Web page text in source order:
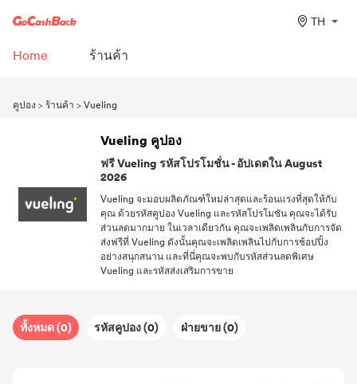
TH
Home ร้านค้า
คูปอง > ร้านค้า >Vueling
Vueling คูปอง
ฟรี Vueling รหัสโปรโมชั่น - อัปเดตใน August
2026
Vueling จะมอบผลิตภัณฑ์ใหม่ล่าสุดและร้อนแรงที่สุดให้กับ
คุณ ด้วยรหัสคูปอง Vueling และรหัสโปรโมชัน คุณจะได้รับ
ส่วนลดมากมาย ในเวลาเดียวกัน คุณจะเพลิดเพลินกับการจัด
ส่งฟรีที่ Vueling ดังนั้นคุณจะเพลิดเพลินไปกับการช้อปปิ้ง
อย่างสนุกสนาน และที่นี่คุณจะพบกับรหัสส่วนลดพิเศษ
Vueling และรหัสส่งเสริมการขาย
ทั้งหมด (0) รหัสคูปอง (0) ฝ่ายขาย (0)